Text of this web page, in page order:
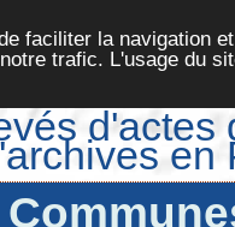
faciliter la navigation
trafic. L'usage du
d'actes
en